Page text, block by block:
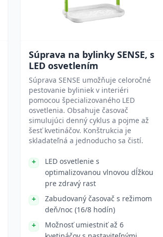
Súprava na bylinky SENSE, s
LED osvetlením
Súprava SENSE umožňuje celoročné
pestovanie byliniek v interiéri
pomocou špecializovaného LED
osvetlenia. Obsahuje časovač
simulujúci denný cyklus a pojme až
šesť kvetináčov. Konštrukcia je
skladateľná a jednoducho sa čistí.
LED osvetlenie s
optimalizovanou vlnovou dĺžkou
pre zdravý rast
Zabudovaný časovač s režimom
deň/noc (16/8 hodín)
Možnosť umiestniť až 6